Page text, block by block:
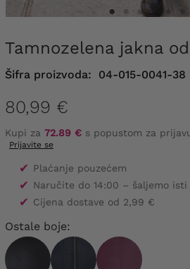
Tamnozelena jakna
Šifra proizvoda: 04-015-0041-38
80,99 €
Kupi za 72.89 € s popustom za
Prijavite se
✔ Plaćanje pouzećem
✔ Naručite do 14:00 – šaljemo isti
✔ Cijena dostave od 2,99 €
Ostale boje: